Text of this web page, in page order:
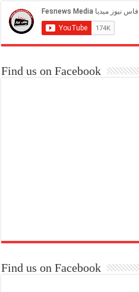
Find us on Facebook
Find us on Facebook